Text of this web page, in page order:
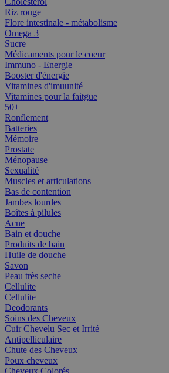
Riz rouge
Flore intestinale - métabolisme
Omega 3
Sucre
Médicaments pour le coeur
Immuno - Energie
Booster d'énergie
Vitamines d'imuunité
Vitamines pour la faitgue
50+
Ronflement
Batteries
Mémoire
Prostate
Ménopause
Sexualité
Muscles et articulations
Bas de contention
Jambes lourdes
Boîtes à pilules
Acne
Bain et douche
Produits de bain
Huile de douche
Savon
Peau très seche
Cellulite
Cellulite
Deodorants
Soins des Cheveux
Cuir Chevelu Sec et Irrité
Antipelliculaire
Chute des Cheveux
Poux cheveux